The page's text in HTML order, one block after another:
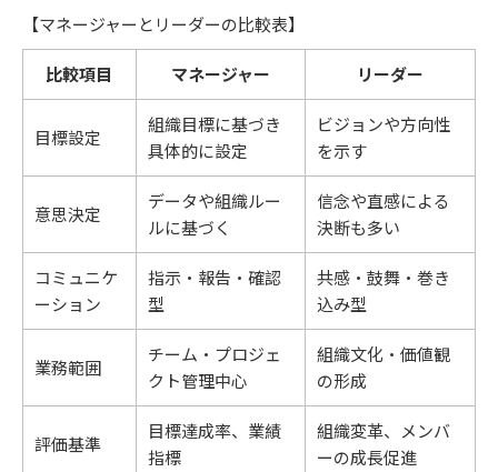
【マネージャーとリーダーの比較表】
比較項目 マネージャー リーダー
目標設定
組織目標に基づき
具体的に設定
ビジョンや方向性
を示す
意思決定
データや組織ルー
ルに基づく
信念や直感による
決断も多い
コミュニケ
ーション
指示・報告・確認
型
共感・鼓舞・巻き
込み型
業務範囲
チーム・プロジェ
クト管理中心
組織文化・価値観
の形成
評価基準
目標達成率、業績
指標
組織変革、メンバ
ーの成長促進